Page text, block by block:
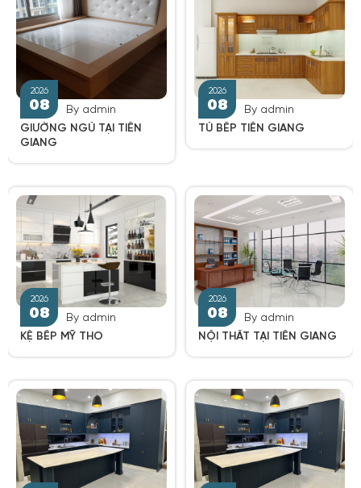
2026
08
2026
08
By admin
GIƯỜNG NGỦ TẠI TIỀN
GIANG
By admin
TỦ BẾP TIỀN GIANG
By admin
KỆ BẾP MỸ THO
By admin
NỘI THẤT TẠI TIỀN GIANG